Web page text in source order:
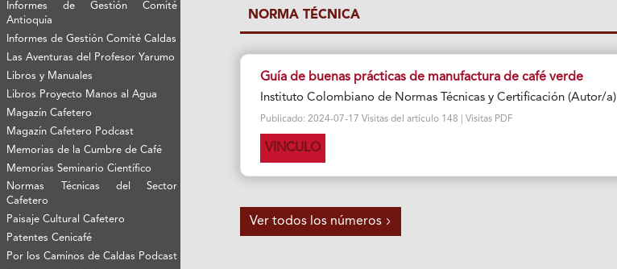
Informes de Gestión Comité
Antioquía
Informes de Gestión Comité Caldas
Las Aventuras del Profesor Yarumo
Libros y Manuales
Libros Proyecto Manos al Agua
Magazín Cafetero
Magazín Cafetero Podcast
Memorias de la Cumbre de Café
Memorias Seminario Científico
Normas Técnicas del Sector
Cafetero
Paisaje Cultural Cafetero
Patentes Cenicafé
Por los Caminos de Caldas Podcast
NORMA TÉCNICA
Guía de buenas prácticas de manufactura de café verde
Instituto Colombiano de Normas Técnicas y Certificación (Autor/a)
Publicado: 2024-07-17 Visitas del artículo 148 | Visitas PDF
VINCULO
Ver todos los números